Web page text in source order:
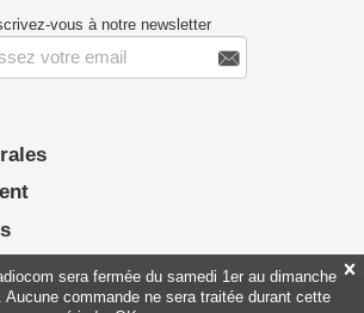
vous à notre newsletter


sera fermée du samedi 1er au dimanche
Aucune commande ne sera traitée durant cette